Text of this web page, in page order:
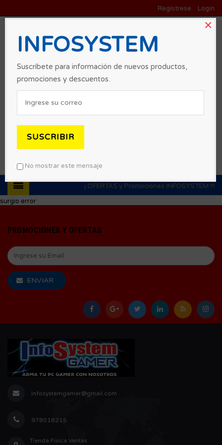
Regístrese Login
¡ OFERTAS y Promociones INFOSYSTEM !!!
surgio error
PROMOCIONES Y OFERTAS
ENVIAR
infosystemgamer@gmail.com
978018215
Tienda Física Ventas
×
INFOSYSTEM
Suscríbete para información de nuevos productos,
promociones y descuentos.
SUSCRIBIR
No mostrar este mensaje